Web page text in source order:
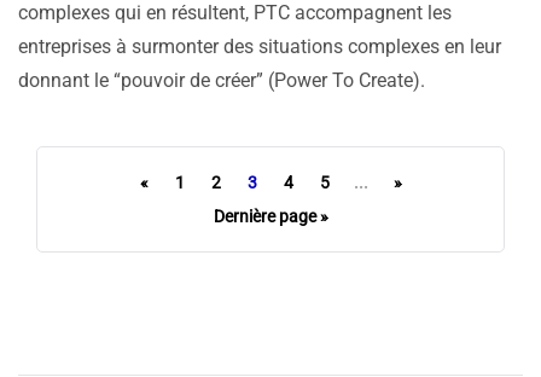
complexes qui en résultent, PTC accompagnent les
entreprises à surmonter des situations complexes en leur
donnant le “pouvoir de créer” (Power To Create).
« 1 2 3 4 5 ...
»
Dernière page »